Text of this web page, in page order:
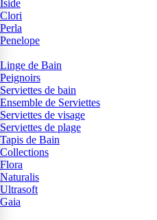
Iside
Clori
Perla
Penelope
Linge de Bain
Peignoirs
Serviettes de bain
Ensemble de Serviettes
Serviettes de visage
Serviettes de plage
Tapis de Bain
Collections
Flora
Naturalis
Ultrasoft
Gaia